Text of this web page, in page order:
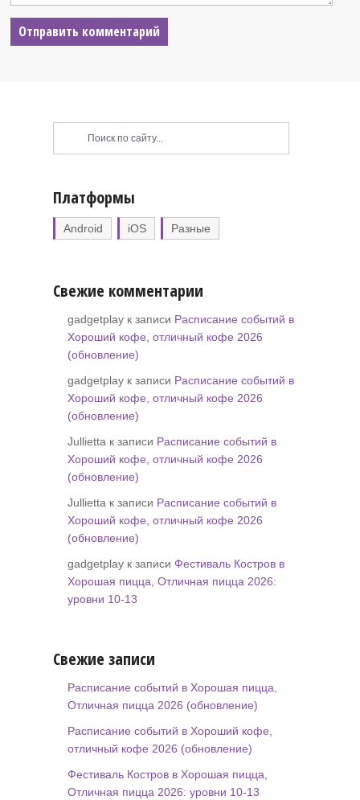
Платформы
Android iOS Разные
Свежие комментарии
gadgetplay к записи Расписание событий в
Хороший кофе, отличный кофе 2026
(обновление)
gadgetplay к записи Расписание событий в
Хороший кофе, отличный кофе 2026
(обновление)
Jullietta к записи Расписание событий в
Хороший кофе, отличный кофе 2026
(обновление)
Jullietta к записи Расписание событий в
Хороший кофе, отличный кофе 2026
(обновление)
gadgetplay к записи Фестиваль Костров в
Хорошая пицца, Отличная пицца 2026:
уровни 10-13
Свежие записи
Расписание событий в Хорошая пицца,
Отличная пицца 2026 (обновление)
Расписание событий в Хороший кофе,
отличный кофе 2026 (обновление)
Фестиваль Костров в Хорошая пицца,
Отличная пицца 2026: уровни 10-13